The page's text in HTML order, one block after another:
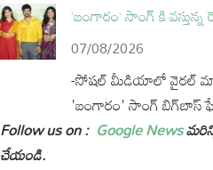
‘బంగారం’ సాంగ్ కి
07/08/2026
-సోషల్ మీడియాలో వైరల్
'బంగారం' సాంగ్ బిగ్‌బాస్
Follow us on : Google News
చేయండి.